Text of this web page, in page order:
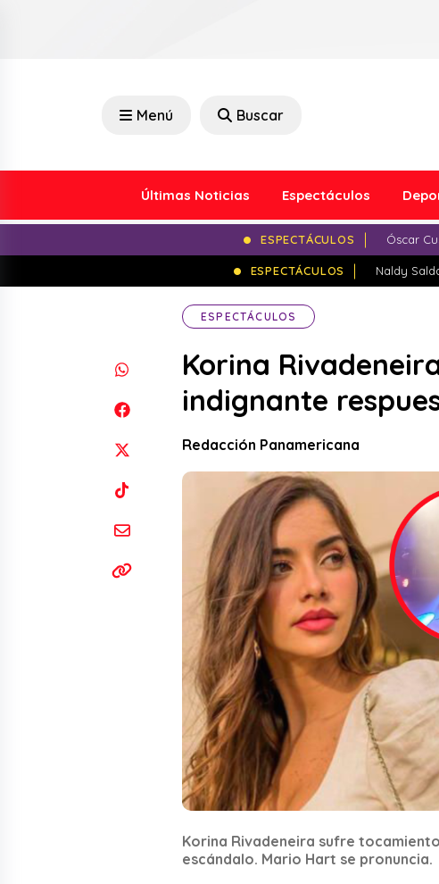
Menú Buscar
Últimas Noticias Espectáculos
ESPECTÁCULOS Óscar
ESPECTÁCULOS Naldy
ESPECTÁCULOS
Korina
indignante
Redacción Panamericana
Korina Rivadeneira sufre
escándalo. Mario Hart se pronuncia.